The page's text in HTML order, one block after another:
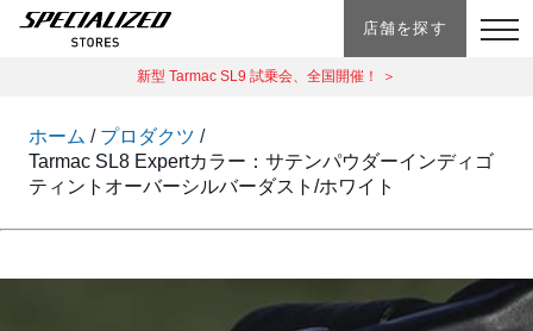
店舗を探す
新型 Tarmac SL9 試乗会、全国開催！ ＞
ホーム
プロダクツ
Tarmac SL8 Expertカラー：サテンパウダーインディゴ
ティントオーバーシルバーダスト/ホワイト